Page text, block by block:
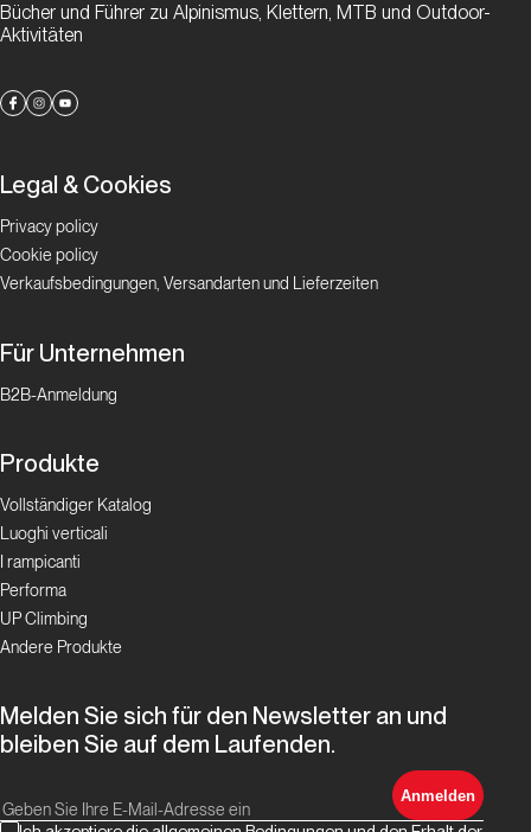
Bücher und Führer zu Alpinismus, Klettern, MTB und Outdoor-
Aktivitäten
Legal & Cookies
Privacy policy
Cookie policy
Verkaufsbedingungen, Versandarten und Lieferzeiten
Für Unternehmen
B2B-Anmeldung
Produkte
Vollständiger Katalog
Luoghi verticali
I rampicanti
Performa
UP Climbing
Andere Produkte
Melden Sie sich für den Newsletter an und
bleiben Sie auf dem Laufenden.
Anmelden